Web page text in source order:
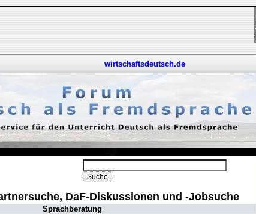
wirtschaftsdeutsch.de
DaF-Diskussionen und -Jobsuche
Sprachberatung